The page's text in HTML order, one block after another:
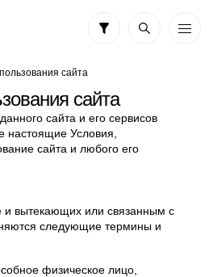
сайта
сайта
сайта и его сервисов
настоящие Условия,
сайта и любого его
и вытекающих или связанным с
следующие термины и
физическое лицо,